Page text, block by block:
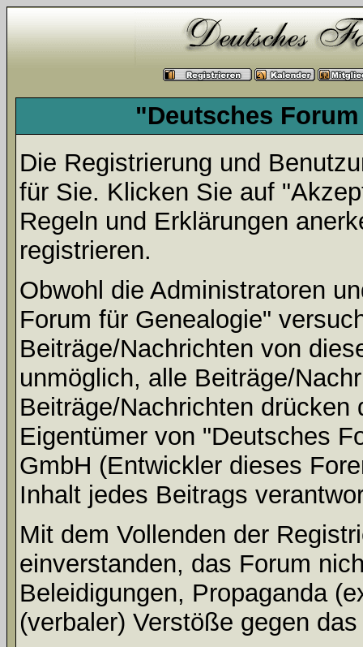
"Deutsches
Die Registrierung und
für Sie. Klicken Sie auf
Regeln und Erklärungen
registrieren.
Obwohl die Administratoren
Forum für Genealogie"
Beiträge/Nachrichten von
unmöglich, alle Beiträge/
Beiträge/Nachrichten
Eigentümer von "Deutsches
GmbH (Entwickler dieses
Inhalt jedes Beitrags
Mit dem Vollenden der
einverstanden, das Forum
Beleidigungen, Propaganda
(verbaler) Verstöße gegen